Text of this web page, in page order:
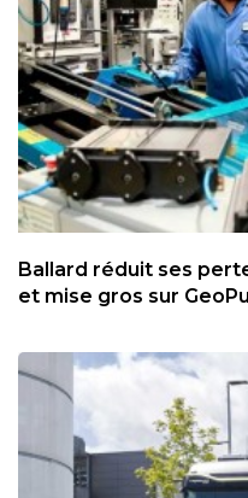
Ballard réduit ses
et mise gros sur